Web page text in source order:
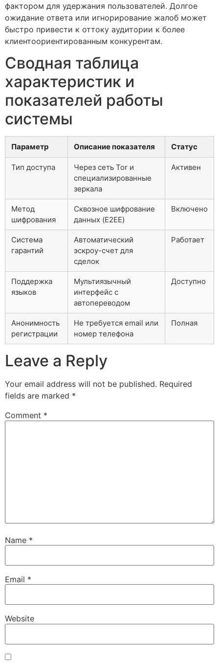
фактором для удержания пользователей. Долгое
ожидание ответа или игнорирование жалоб может
быстро привести к оттоку аудитории к более
клиентоориентированным конкурентам.
Сводная таблица
характеристик и
показателей работы
системы
Параметр Описание показателя Статус
Тип доступа
Через сеть Tor и
специализированные
зеркала
Активен
Метод
шифрования
Сквозное шифрование
данных (E2EE)
Включено
Система
гарантий
Автоматический
эскроу-счет для
сделок
Работает
Поддержка
языков
Мультиязычный
интерфейс с
автопереводом
Доступно
Анонимность
регистрации
Не требуется email или
номер телефона
Полная
Leave a Reply
Your email address will not be published. Required
fields are marked *
Comment *
Name *
Email *
Website